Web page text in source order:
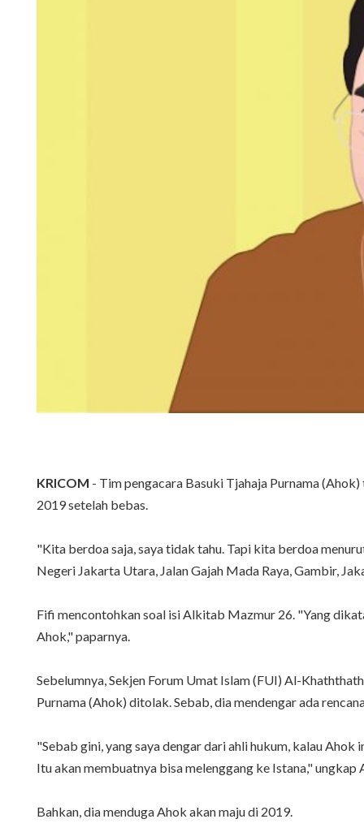
KRICOM - Tim pengacara Basuki Tjahaja Purnama
2019 setelah bebas.
"Kita berdoa saja, saya tidak tahu. Tapi kita berdoa
Negeri Jakarta Utara, Jalan Gajah Mada Raya, Gambir,
Fifi mencontohkan soal isi Alkitab Mazmur 26. "Yang
Ahok," paparnya.
Sebelumnya, Sekjen Forum Umat Islam (FUI) Al-
Purnama (Ahok) ditolak. Sebab, dia mendengar ada
"Sebab gini, yang saya dengar dari ahli hukum, kalau
Itu akan membuatnya bisa melenggang ke Istana," ungkap
Bahkan, dia menduga Ahok akan maju di 2019.